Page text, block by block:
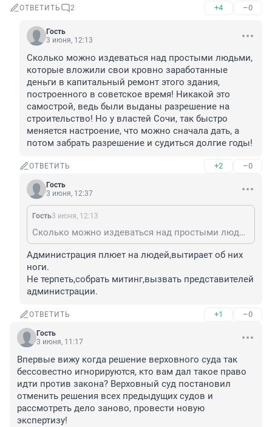
ОТВЕТИТЬ 2 +4 –0
Гость
3 июня, 12:13
Сколько можно издеваться над простыми людьми,
которые вложили свои кровно заработанные
деньги в капитальный ремонт этого здания,
построенного в советское время! Никакой это
самострой, ведь были выданы разрешение на
строительство! Но у властей Сочи, так быстро
меняется настроение, что можно сначала дать, а
потом забрать разрешение и судиться долгие годы!
ОТВЕТИТЬ +2 –0
Гость
3 июня, 12:37
Гость3 июня, 12:13
Сколько можно издеваться над простыми людьми, которые вложили свои кровно заработанные деньги в капитальный ремонт этого здания, построенного в советское время! Никакой это самострой, ведь были выданы разрешение на строительство! Но у властей Сочи, так быстро меняется настроение, что можно сначала дать, а потом забрать разрешение и судиться долгие годы!
Администрация плюет на людей,вытирает об них
ноги.
Не терпеть,собрать митинг,вызвать представителей
администрации.
ОТВЕТИТЬ +1 –0
Гость
3 июня, 11:17
Впервые вижу когда решение верховного суда так
бессовестно игнорируются, кто вам дал такое право
идти против закона? Верховный суд постановил
отменить решения всех предыдущих судов и
рассмотреть дело заново, провести новую
экспертизу!